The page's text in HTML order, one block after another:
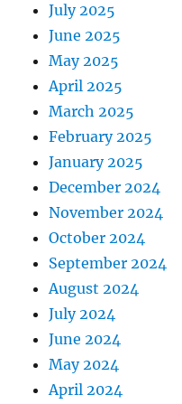
July 2025
June 2025
May 2025
April 2025
March 2025
February 2025
January 2025
December 2024
November 2024
October 2024
September 2024
August 2024
July 2024
June 2024
May 2024
April 2024